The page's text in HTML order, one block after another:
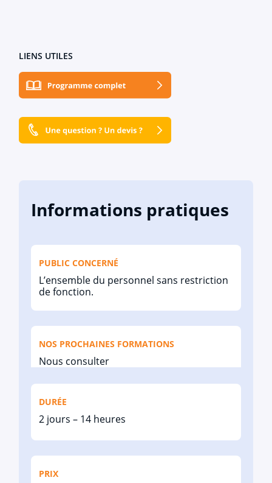
LIENS UTILES
Informations pratiques
PUBLIC CONCERNÉ
L’ensemble du personnel sans restriction
de fonction.
NOS PROCHAINES FORMATIONS
Nous consulter
DURÉE
2 jours – 14 heures
PRIX